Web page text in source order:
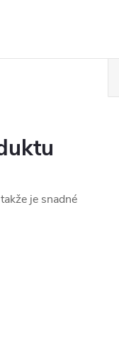
je snadné